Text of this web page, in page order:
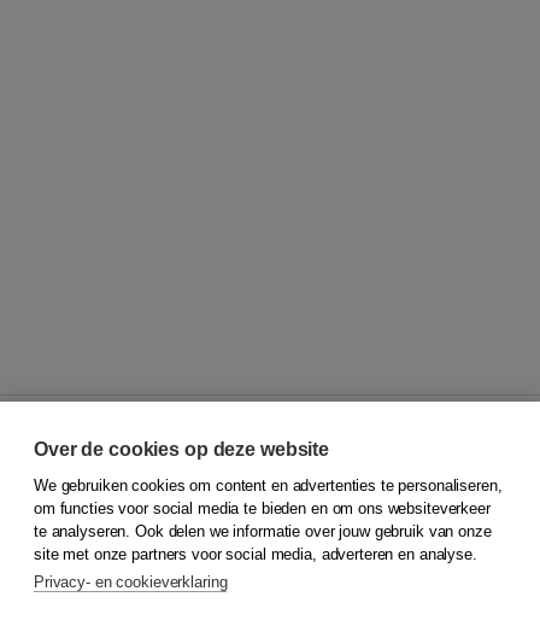
© 2026Koninklijke Boom uitgevers
Klantenservice
Service & informatie
Contact
Over de cookies op deze website
We gebruiken cookies om content en advertenties te personaliseren,
om functies voor social media te bieden en om ons websiteverkeer
te analyseren. Ook delen we informatie over jouw gebruik van onze
site met onze partners voor social media, adverteren en analyse.
Privacy- en cookieverklaring